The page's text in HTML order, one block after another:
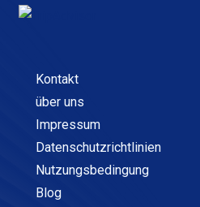
Kontakt
über uns
Impressum
Datenschutzrichtlinien
Nutzungsbedingung
Blog